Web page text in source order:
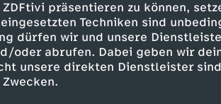
präsentieren zu können,
Techniken sind
dürfen wir und unsere
oder abrufen. Dabei geben wir
unsere direkten Dienstleister